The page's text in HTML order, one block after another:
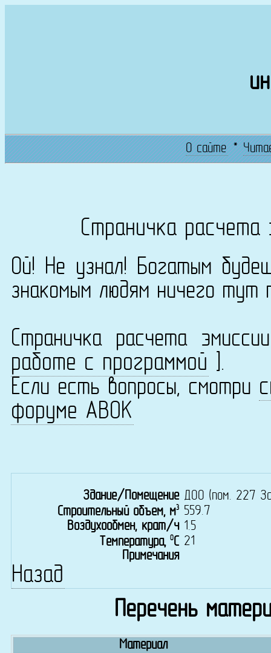
О сайте*
Страничка
Ой! Не узнал! Богатым
знакомым людям ничего тут
Страничка расчета
работе с программой ].
Если есть вопросы, смотри
форуме АВОК
Здание/Помещение ДОО (пом. 227
Строительный объем, м3
559.7
Воздухообмен, крат/ч 1.5
Температура, 0C 21
Примечания
Назад
Перечень
Материал